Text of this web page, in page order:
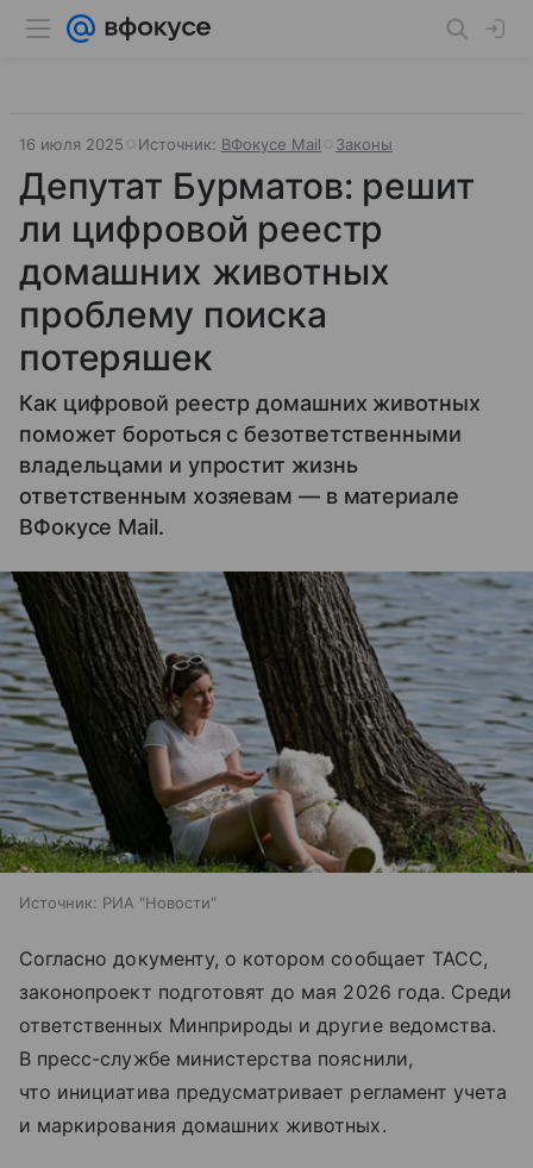
16 июля 2025 Источник: ВФокусе Mail Законы
Депутат Бурматов: решит
ли цифровой реестр
домашних животных
проблему поиска
потеряшек
Как цифровой реестр домашних животных
поможет бороться с безответственными
владельцами и упростит жизнь
ответственным хозяевам — в материале
ВФокусе Mail.
Источник: РИА "Новости"
Согласно документу, о котором сообщает ТАСС,
законопроект подготовят до мая 2026 года. Среди
ответственных Минприроды и другие ведомства.
В пресс-службе министерства пояснили,
что инициатива предусматривает регламент учета
и маркирования домашних животных.